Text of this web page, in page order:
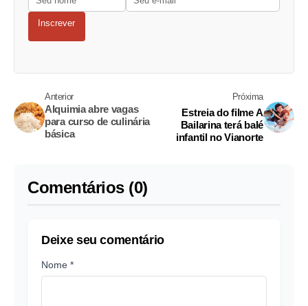
Inscrever
Anterior
Alquimia abre vagas
para curso de culinária
básica
Próxima
Estreia do filme A
Bailarina terá balé
infantil no Vianorte
Comentários (0)
Deixe seu comentário
Nome *